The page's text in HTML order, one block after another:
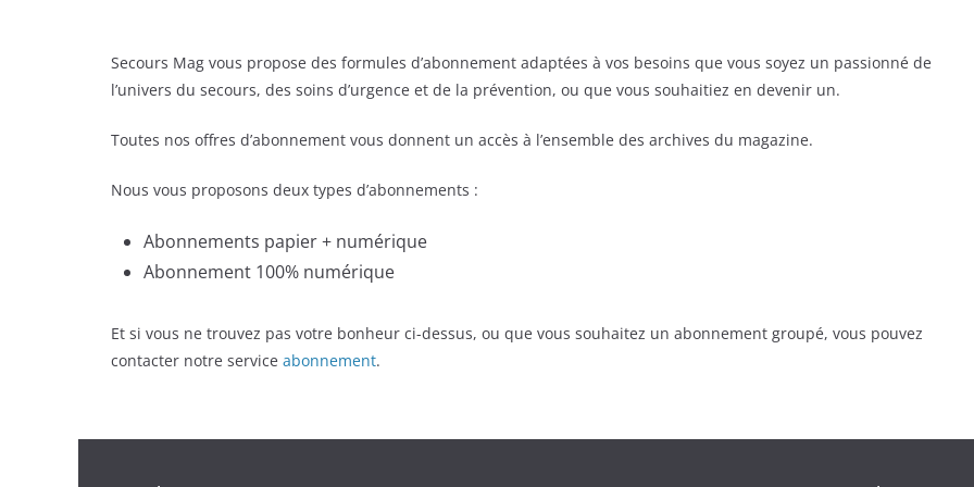
Secours Mag vous propose des formules d’abonnement adaptées à vos besoins que vous soyez un passionné de
l’univers du secours, des soins d’urgence et de la prévention, ou que vous souhaitiez en devenir un.
Toutes nos offres d’abonnement vous donnent un accès à l’ensemble des archives du magazine.
Nous vous proposons deux types d’abonnements :
Abonnements papier + numérique
Abonnement 100% numérique
Et si vous ne trouvez pas votre bonheur ci-dessus, ou que vous souhaitez un abonnement groupé, vous pouvez
contacter notre service abonnement.